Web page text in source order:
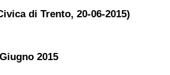
di Trento, 20-06-2015)
2015